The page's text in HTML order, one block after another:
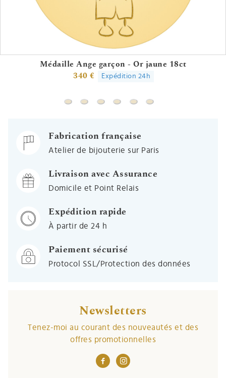
Médaille Ange garçon - Or jaune 18ct
340 €
Expédition 24h
Fabrication française
Atelier de bijouterie sur Paris
Livraison avec Assurance
Domicile et Point Relais
Expédition rapide
À partir de 24 h
Paiement sécurisé
Protocol SSL/Protection des données
Newsletters
Tenez-moi au courant des nouveautés et des
offres promotionnelles